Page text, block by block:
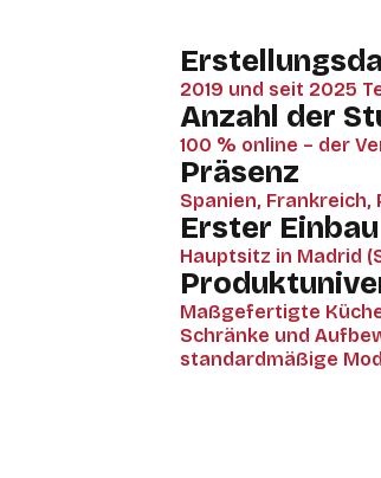
2019 und seit 2025
Anzahl der
100 % online – der
Präsenz
Spanien,
Erster Einbau
Hauptsitz in Madrid
Maßgefertigte
Schränke und
standardmäßige